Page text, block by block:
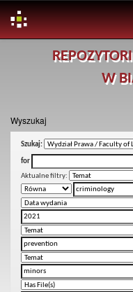
W
Wyszukaj
Szukaj:
for
Aktualne filtry: